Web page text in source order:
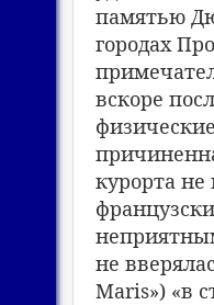
памятью
городах
вскоре
курорта не
не
Maris») «в